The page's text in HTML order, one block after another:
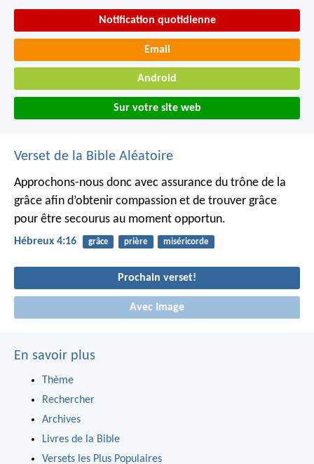
Notification quotidienne
Email
Android
Sur votre site web
Verset de la Bible Aléatoire
Approchons-nous donc avec assurance du trône de la
grâce afin d’obtenir compassion et de trouver grâce
pour être secourus au moment opportun.
Hébreux 4:16 grâce prière miséricorde
Prochain verset!
Avec Image
En savoir plus
Thème
Rechercher
Archives
Livres de la Bible
Versets les Plus Populaires